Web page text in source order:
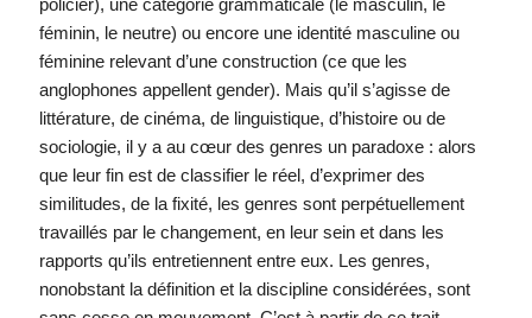
policier), une catégorie grammaticale (le masculin, le
féminin, le neutre) ou encore une identité masculine ou
féminine relevant d’une construction (ce que les
anglophones appellent gender). Mais qu’il s’agisse de
littérature, de cinéma, de linguistique, d’histoire ou de
sociologie, il y a au cœur des genres un paradoxe : alors
que leur fin est de classifier le réel, d’exprimer des
similitudes, de la fixité, les genres sont perpétuellement
travaillés par le changement, en leur sein et dans les
rapports qu’ils entretiennent entre eux. Les genres,
nonobstant la définition et la discipline considérées, sont